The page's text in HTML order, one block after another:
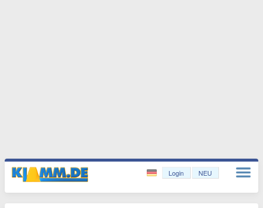
Login NEU